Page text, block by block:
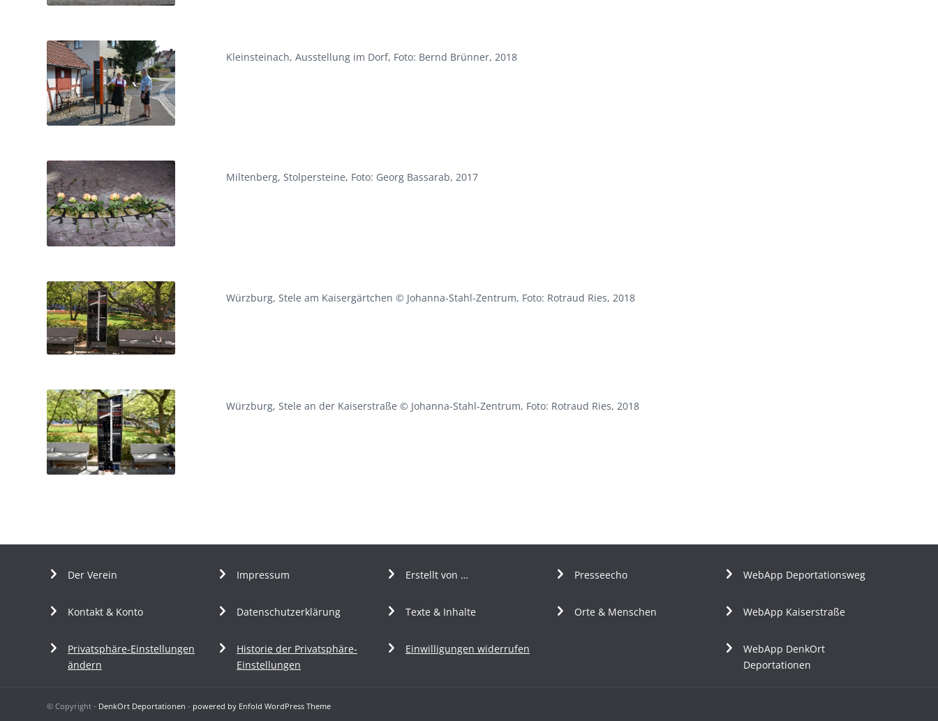
Kleinsteinach, Ausstellung im Dorf, Foto: Bernd Brünner, 2018
Miltenberg, Stolpersteine, Foto: Georg Bassarab, 2017
Würzburg, Stele am Kaisergärtchen © Johanna-Stahl-Zentrum, Foto: Rotraud Ries, 2018
Würzburg, Stele an der Kaiserstraße © Johanna-Stahl-Zentrum, Foto: Rotraud Ries, 2018
Der Verein
Kontakt & Konto
Privatsphäre-Einstellungen
ändern
Impressum
Datenschutzerklärung
Historie der Privatsphäre-
Einstellungen
Erstellt von …
Texte & Inhalte
Einwilligungen widerrufen
Presseecho
Orte & Menschen
WebApp Deportationsweg
WebApp Kaiserstraße
WebApp DenkOrt
Deportationen
© Copyright - DenkOrt Deportationen - powered by Enfold WordPress Theme